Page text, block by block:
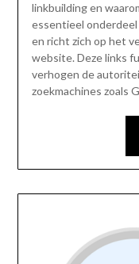
linkbuilding en
essentieel onderdeel
en richt zich op het
website. Deze links
verhogen de
zoekmachines zoals